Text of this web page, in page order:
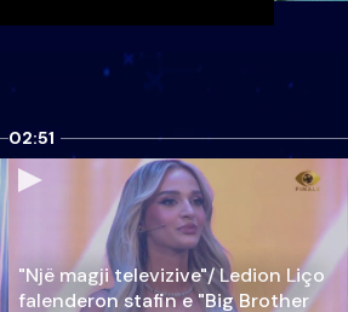
02:51
"Një magji televizive"/ Ledion Liço
falenderon stafin e "Big Brother